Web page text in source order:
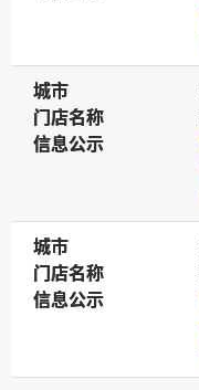
城市
城市
门店名称
门店名称
信息公示
信息公示
城市
城市
门店名称
门店名称
信息公示
信息公示